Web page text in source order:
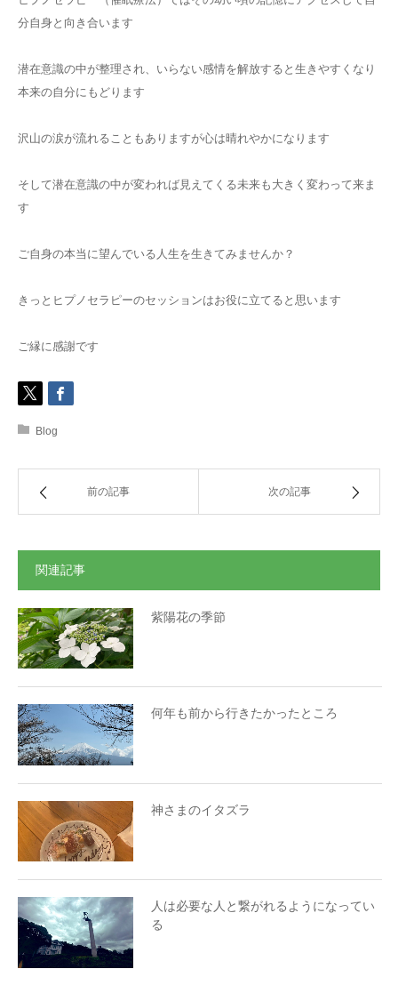
分自身と向き合います
潜在意識の中が整理され、いらない感情を解放すると生きやすくなり
本来の自分にもどります
沢山の涙が流れることもありますが心は晴れやかになります
そして潜在意識の中が変われば見えてくる未来も大きく変わって来ま
す
ご自身の本当に望んでいる人生を生きてみませんか？
きっとヒプノセラピーのセッションはお役に立てると思います
ご縁に感謝です
Blog
前の記事 次の記事
関連記事
紫陽花の季節
何年も前から行きたかったところ
神さまのイタズラ
人は必要な人と繋がれるようになってい
る